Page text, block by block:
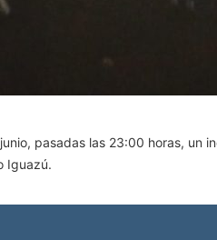
pasadas las 23:00 horas, un
Iguazú.